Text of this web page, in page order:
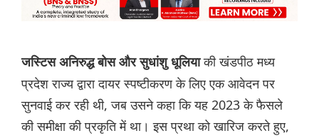
जस्टिस अनिरुद्ध बोस और सुधांशु धूलियाकी खंडपीठ मध्य
प्रदेश राज्य द्वारा दायर स्पष्टीकरण के लिए एक आवेदन पर
सुनवाई कर रही थी, जब उसने कहा कि यह 2023 के फैसले
की समीक्षा की प्रकृति में था। इस प्रथा को खारिज करते हुए,